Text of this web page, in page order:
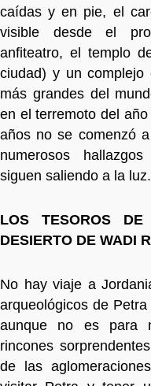
caídas y en pie, el
visible desde el
anfiteatro, el templo
ciudad) y un
más grandes del
en el terremoto del
años no se comenzó
numerosos
siguen saliendo a la luz.
LOS TESOROS
DESIERTO DE WADI
No hay viaje a
arqueológicos de
aunque no es para
rincones
de las